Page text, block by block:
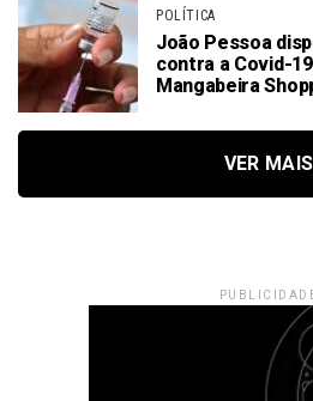
POLÍTICA
João Pessoa
contra a Covid-
Mangabeira
VER MAIS